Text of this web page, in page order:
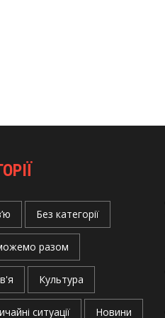
Без категорії
разом
Культура
ситуації Новини